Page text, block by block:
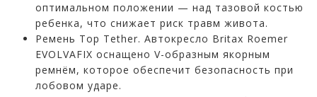
оптимальном положении — над тазовой костью
ребенка, что снижает риск травм живота.
Ремень Top Tether. Автокресло Britax Roemer
EVOLVAFIX оснащено V-образным якорным
ремнём, которое обеспечит безопасность при
лобовом ударе.